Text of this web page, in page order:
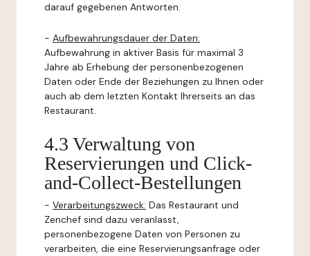
darauf gegebenen Antworten.
- Aufbewahrungsdauer der Daten:
Aufbewahrung in aktiver Basis für maximal 3
Jahre ab Erhebung der personenbezogenen
Daten oder Ende der Beziehungen zu Ihnen oder
auch ab dem letzten Kontakt Ihrerseits an das
Restaurant.
4.3 Verwaltung von
Reservierungen und Click-
and-Collect-Bestellungen
- Verarbeitungszweck: Das Restaurant und
Zenchef sind dazu veranlasst,
personenbezogene Daten von Personen zu
verarbeiten, die eine Reservierungsanfrage oder